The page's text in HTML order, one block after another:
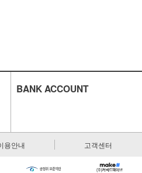
BANK ACCOUNT
용안내 고객센터